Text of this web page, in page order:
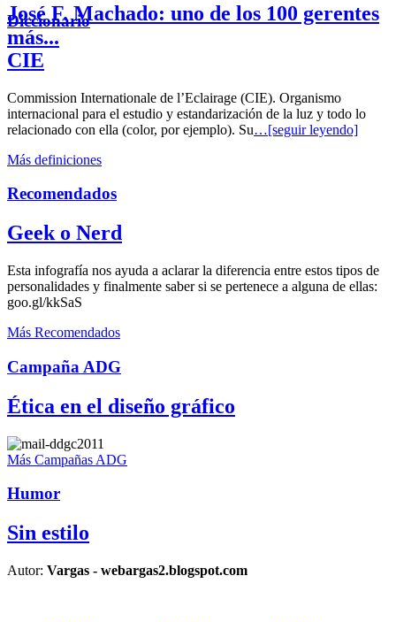
José F. Machado: uno de los 100 gerentes
más...
Diccionario
CIE
Commission Internationale de l’Eclairage (CIE). Organismo
internacional para el estudio y estandarización de la luz y todo lo
relacionado con ella (color, por ejemplo). Su…[seguir leyendo]
Más definiciones
Recomendados
Geek o Nerd
Esta infografía nos ayuda a aclarar la diferencia entre estos tipos de
personalidades y finalmente saber si se pertenece a alguna de ellas:
goo.gl/kkSaS
Más Recomendados
Campaña ADG
Ética en el diseño gráfico
Más Campañas ADG
Humor
Sin estilo
Autor: Vargas - webargas2.blogspot.com